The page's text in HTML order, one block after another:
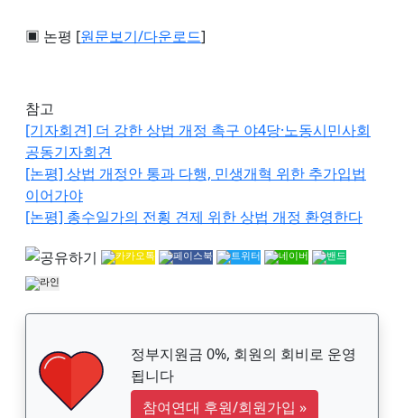
▣ 논평 [원문보기/다운로드]
참고
[기자회견] 더 강한 상법 개정 촉구 야4당·노동시민사회
공동기자회견
[논평] 상법 개정안 통과 다행, 민생개혁 위한 추가입법
이어가야
[논평] 총수일가의 전횡 견제 위한 상법 개정 환영한다
정부지원금 0%, 회원의 회비로 운영
됩니다
참여연대 후원/회원가입 »